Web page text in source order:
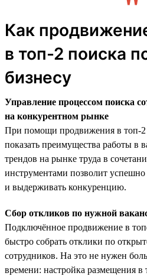
Как
в топ-2 поиска
бизнесу
Управление процессом поиска
на конкурентном рынке
При помощи продвижения в топ-2
показать преимущества работы в
трендов на рынке труда в
инструментами позволит успешно
и выдерживать конкуренцию.
Сбор откликов по нужной
Подключённое продвижение в
быстро собрать отклики по
сотрудников. На это не нужен
времени: настройка размещения в